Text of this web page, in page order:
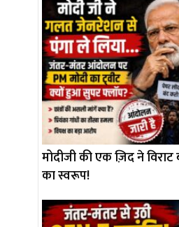
मोदीजी की एक ज़िद ने
का स्वरूप!